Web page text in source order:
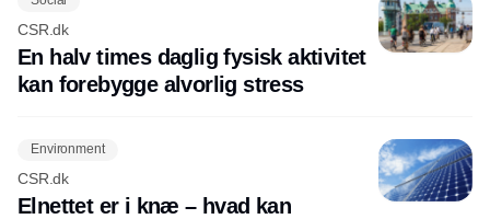
CSR.dk
En halv times daglig fysisk aktivitet
kan forebygge alvorlig stress
Environment
CSR.dk
Elnettet er i knæ – hvad kan